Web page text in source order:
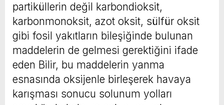
partiküllerin değil karbondioksit,
karbonmonoksit, azot oksit, sülfür oksit
gibi fosil yakıtların bileşiğinde bulunan
maddelerin de gelmesi gerektiğini ifade
eden Bilir, bu maddelerin yanma
esnasında oksijenle birleşerek havaya
karışması sonucu solunum yolları